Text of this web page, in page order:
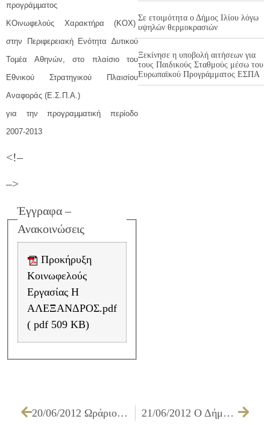
προγράµµατος
ΚΟινωφελούς Χαρακτήρα (ΚΟΧ)
στην Περιφερειακή Ενότητα ∆υτικού
Τοµέα Αθηνών, στο πλαίσιο του
Εθνικού Στρατηγικού Πλαισίου
Αναφοράς (Ε.Σ.Π.Α.)
για την προγραµµατική περίοδο
2007-2013
<!–
–>
Έγγραφα –
Ανακοινώσεις
Κοινωφελούς
Εργασίας Η
ΑΛΕΞΑΝΔΡΟΣ.pdf
( pdf 509 KB)
Σε ετοιμότητα ο Δήμος Ιλίου λόγω
υψηλών θερμοκρασιών
Ξεκίνησε η υποβολή αιτήσεων για
τους Παιδικούς Σταθμούς μέσω του
Ευρωπαϊκού Προγράμματος ΕΣΠΑ
20/06/2012 Ωράριο Γραφείου ΔΗΚΕΠΑ 21/06/2012 Ο Δήμος Ιλίου συμμετέχει στις εκδηλώσεις για την Παγκόσμια Ημέρα κατά των Ναρκωτικών